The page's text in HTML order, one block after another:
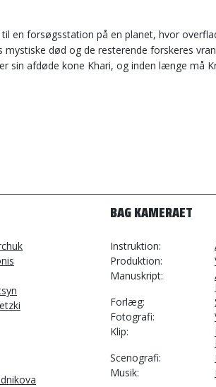
til en forsøgsstation på en planet, hvor
mystiske død og de resterende forskeres
sin afdøde kone Khari, og inden længe må
BAG KAMERAET
Instruktion
Produktion
Manuskript
Forlæg
Fotografi
Klip
Scenografi
Musik